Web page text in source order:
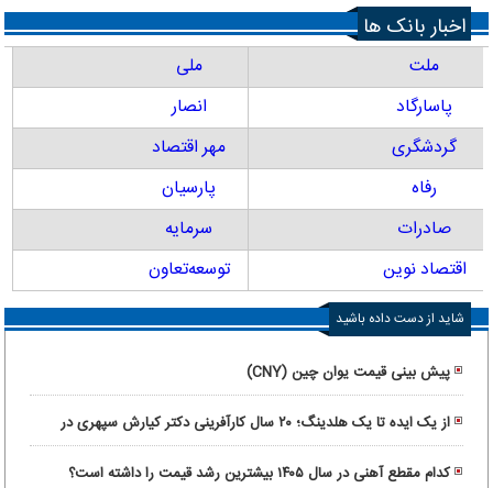
اخبار بانک ها
ملت
ملی
پاسارگاد
انصار
گردشگری
مهر اقتصاد
رفاه
پارسیان
صادرات
سرمایه
اقتصاد نوین
توسعه‌تعاون
شاید از دست داده باشید
پیش بینی قیمت یوان چین (CNY)
از یک ایده تا یک هلدینگ؛ ۲۰ سال کارآفرینی دکتر کیارش سپهری در
ماورانت
کدام مقطع آهنی در سال ۱۴۰۵ بیشترین رشد قیمت را داشته است؟